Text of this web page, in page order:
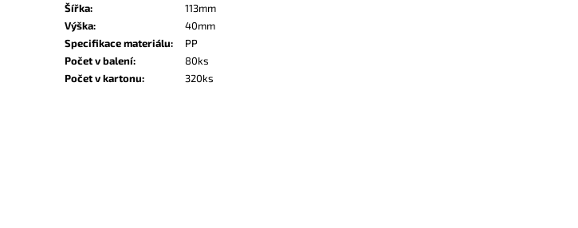
Šířka:
113mm
Výška:
40mm
Specifikace materiálu:
PP
Počet v balení:
80ks
Počet v kartonu: 320ks